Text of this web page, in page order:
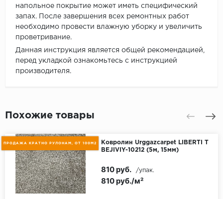
напольное покрытие может иметь специфический
запах. После завершения всех ремонтных работ
необходимо провести влажную уборку и увеличить
проветривание.
Данная инструкция является общей рекомендацией,
перед укладкой ознакомьтесь с инструкцией
производителя.
Похожие товары
ПРОДАЖА КРАТНО РУЛОНАМ, ОТ 100М2
Ковролин Urggazcarpet LIBERTI T
BEJIVIY-10212 (5м, 15мм)
810 руб./м²
810 руб. /упак.